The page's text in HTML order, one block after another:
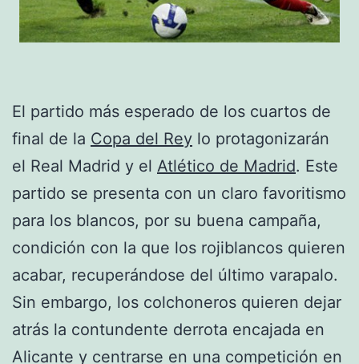
El partido más esperado de los cuartos de
final de la Copa del Rey lo protagonizarán
el Real Madrid y el Atlético de Madrid. Este
partido se presenta con un claro favoritismo
para los blancos, por su buena campaña,
condición con la que los rojiblancos quieren
acabar, recuperándose del último varapalo.
Sin embargo, los colchoneros quieren dejar
atrás la contundente derrota encajada en
Alicante y centrarse en una competición en